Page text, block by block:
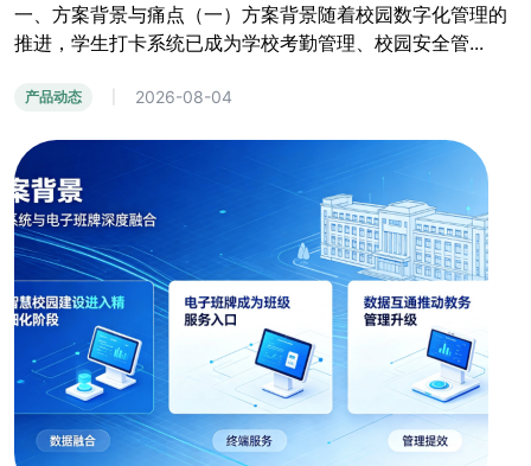
一、方案背景与痛点（一）方案背景随着校园数字化管理的
推进，学生打卡系统已成为学校考勤管理、校园安全管...
产品动态 2026-08-04